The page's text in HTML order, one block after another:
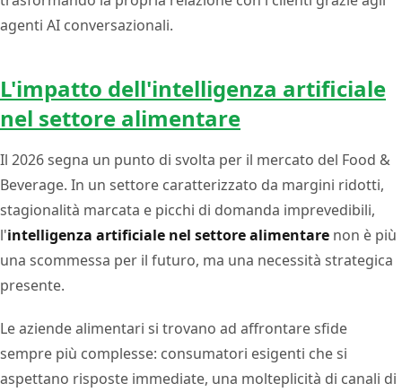
agenti AI conversazionali.
L'impatto dell'intelligenza artificiale
nel settore alimentare
Il 2026 segna un punto di svolta per il mercato del Food &
Beverage. In un settore caratterizzato da margini ridotti,
stagionalità marcata e picchi di domanda imprevedibili,
l'intelligenza artificiale nel settore alimentare non è più
una scommessa per il futuro, ma una necessità strategica
presente.
Le aziende alimentari si trovano ad affrontare sfide
sempre più complesse: consumatori esigenti che si
aspettano risposte immediate, una molteplicità di canali di